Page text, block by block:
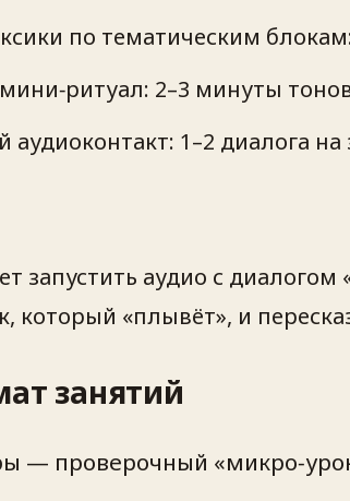
по тематическим
2–3 минуты
аудиоконтакт: 1–2 диалога
запустить аудио с
который «плывёт», и
занятий
— проверочный